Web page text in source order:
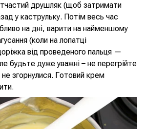
друшляк (щоб затримати
у каструльку. Потім весь час
на дні, варити на найменшому
(коли на лопатці
від проведеного пальця —
будьте дуже уважні – не перегрійте
згорнулися. Готовий крем